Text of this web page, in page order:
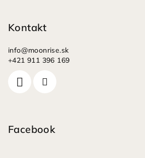
Kontakt
info@moonrise.sk
+421 911 396 169
Facebook